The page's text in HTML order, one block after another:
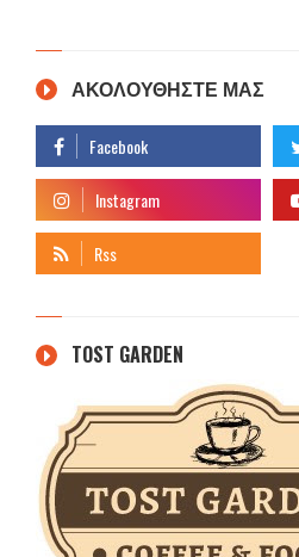
ΑΚΟΛΟΥΘΗΣΤΕ ΜΑΣ
TOST GARDEN